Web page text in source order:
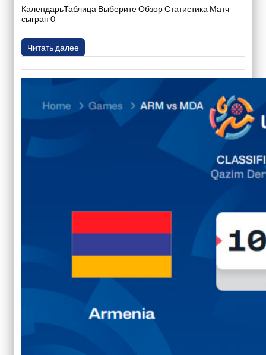
КалендарьТаблица Выберите Обзор Статистика Матч
сыгран 0
Читать далее